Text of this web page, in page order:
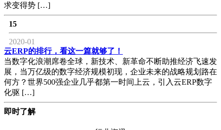
求变得势 […]
15
2020-01
云ERP的排行，看这一篇就够了！
当数字化浪潮席卷全球，新技术、新革命不断助推经济飞速发
展，当万亿级的数字经济规模初现，企业未来的战略规划路在
何方？世界500强企业几乎都第一时间上云，引入云ERP数字
化驱 […]
即时了解